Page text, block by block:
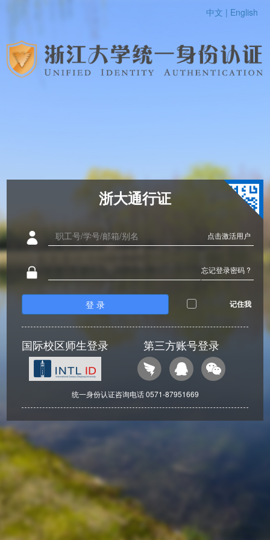
中文 | English
浙大通行证
点击激活用户
忘记登录密码 ?
登 录 记住我
国际校区师生登录 第三方账号登录
统一身份认证咨询电话 0571-87951669